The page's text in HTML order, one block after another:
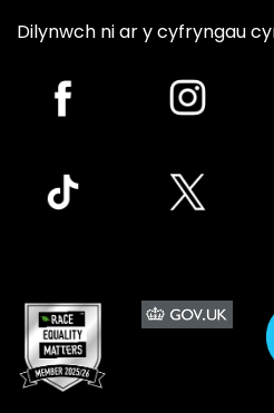
Dilynwch ni ar y cyfryngau